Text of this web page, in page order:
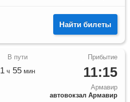
Найти билеты
11:15
Армавир
автовокзал Армавир
1 ч 55 мин